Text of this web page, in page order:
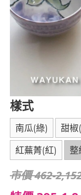
樣式
南瓜(綠) 甜椒
紅蕪菁(紅) 整
市價 462-